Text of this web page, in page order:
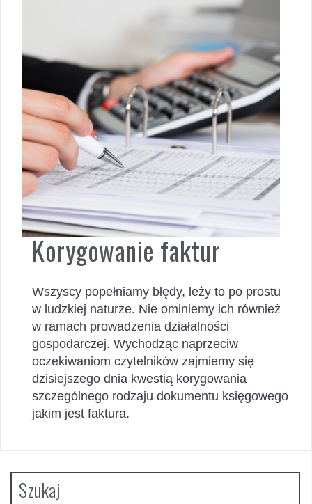
Korygowanie faktur
Wszyscy popełniamy błędy, leży to po prostu
w ludzkiej naturze. Nie ominiemy ich również
w ramach prowadzenia działalności
gospodarczej. Wychodząc naprzeciw
oczekiwaniom czytelników zajmiemy się
dzisiejszego dnia kwestią korygowania
szczególnego rodzaju dokumentu księgowego
jakim jest faktura.
Szukaj